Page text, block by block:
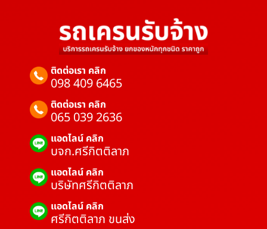
ติดต่อเรา คลิก
098 409 6465
ติดต่อเรา คลิก
065 039 2636
แอดไลน์ คลิก
บจก.ศรีกิตติลาภ
แอดไลน์ คลิก
บริษัทศรีกิตติลาภ
แอดไลน์ คลิก
ศรีกิตติลาภ ขนส่ง